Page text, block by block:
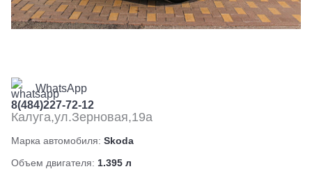
WhatsApp
8(484)227-72-12
Калуга,ул.Зерновая,19а
Марка автомобиля: Skoda
Объем двигателя: 1.395 л